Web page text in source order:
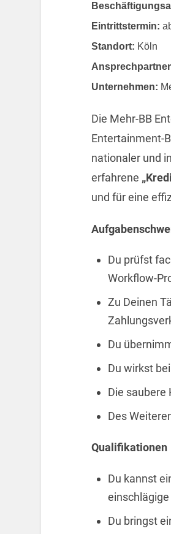
Eintrittstermin:
Standort: Köln
Unternehmen:
Die Mehr-BB
Entertainment-
nationaler und
erfahrene
und für eine
Du prüfst
Workflow-
Zu Deinen
Du
Du wirkst
Die saubere
Des
Qualifikationen
Du kannst
Du bringst